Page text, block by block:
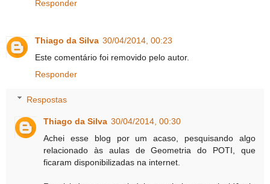
Responder
Thiago da Silva 30/04/2014, 00:23
Este comentário foi removido pelo autor.
Responder
Respostas
Thiago da Silva 30/04/2014, 00:30
Achei esse blog por um acaso, pesquisando algo
relacionado às aulas de Geometria do POTI, que
ficaram disponibilizadas na internet.